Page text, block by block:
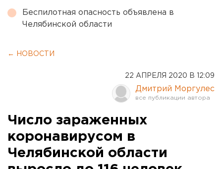
Беспилотная опасность объявлена в
Челябинской области
← НОВОСТИ
22 АПРЕЛЯ 2020 В 12:09
Дмитрий Моргулес
Число зараженных
коронавирусом в
Челябинской области